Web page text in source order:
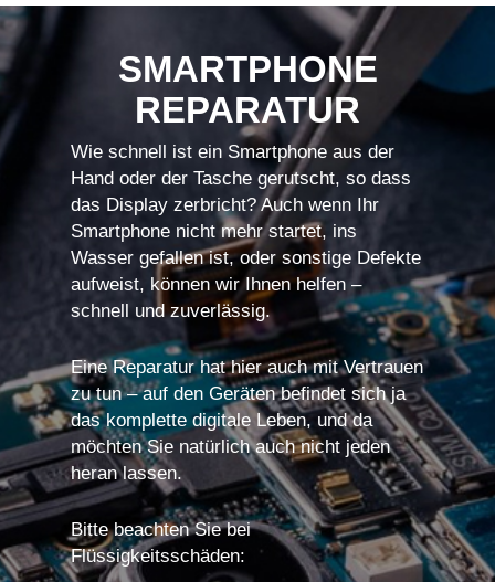
SMARTPHONE
REPARATUR
Wie schnell ist ein Smartphone aus der
Hand oder der Tasche gerutscht, so dass
das Display zerbricht? Auch wenn Ihr
Smartphone nicht mehr startet, ins
Wasser gefallen ist, oder sonstige Defekte
aufweist, können wir Ihnen helfen –
schnell und zuverlässig.
Eine Reparatur hat hier auch mit Vertrauen
zu tun – auf den Geräten befindet sich ja
das komplette digitale Leben, und da
möchten Sie natürlich auch nicht jeden
heran lassen.
Bitte beachten Sie bei
Flüssigkeitsschäden: